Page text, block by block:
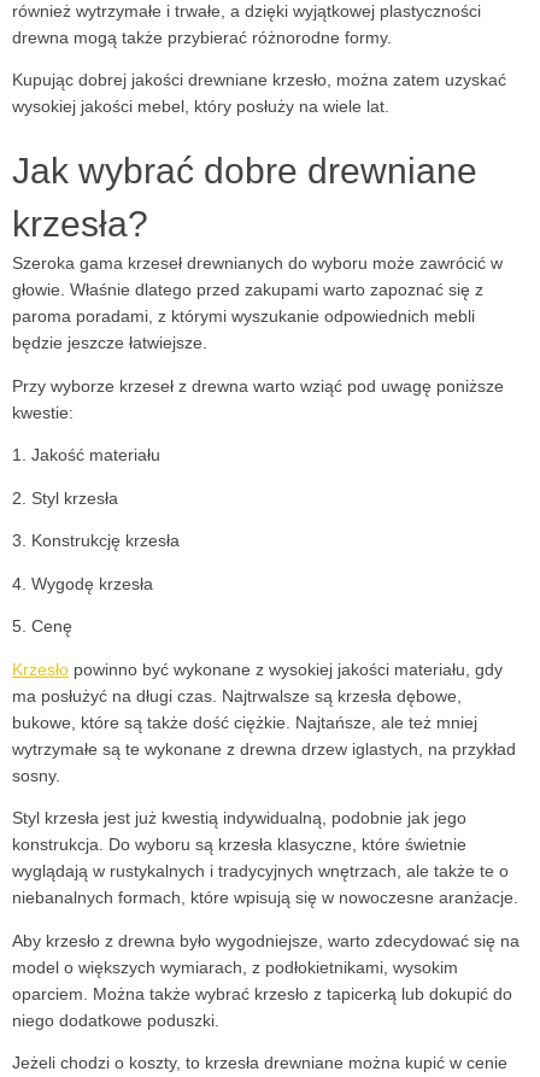
również wytrzymałe i trwałe, a dzięki wyjątkowej plastyczności
drewna mogą także przybierać różnorodne formy.
Kupując dobrej jakości drewniane krzesło, można zatem uzyskać
wysokiej jakości mebel, który posłuży na wiele lat.
Jak wybrać dobre drewniane
krzesła?
Szeroka gama krzeseł drewnianych do wyboru może zawrócić w
głowie. Właśnie dlatego przed zakupami warto zapoznać się z
paroma poradami, z którymi wyszukanie odpowiednich mebli
będzie jeszcze łatwiejsze.
Przy wyborze krzeseł z drewna warto wziąć pod uwagę poniższe
kwestie:
1. Jakość materiału
2. Styl krzesła
3. Konstrukcję krzesła
4. Wygodę krzesła
5. Cenę
Krzesło powinno być wykonane z wysokiej jakości materiału, gdy
ma posłużyć na długi czas. Najtrwalsze są krzesła dębowe,
bukowe, które są także dość ciężkie. Najtańsze, ale też mniej
wytrzymałe są te wykonane z drewna drzew iglastych, na przykład
sosny.
Styl krzesła jest już kwestią indywidualną, podobnie jak jego
konstrukcja. Do wyboru są krzesła klasyczne, które świetnie
wyglądają w rustykalnych i tradycyjnych wnętrzach, ale także te o
niebanalnych formach, które wpisują się w nowoczesne aranżacje.
Aby krzesło z drewna było wygodniejsze, warto zdecydować się na
model o większych wymiarach, z podłokietnikami, wysokim
oparciem. Można także wybrać krzesło z tapicerką lub dokupić do
niego dodatkowe poduszki.
Jeżeli chodzi o koszty, to krzesła drewniane można kupić w cenie